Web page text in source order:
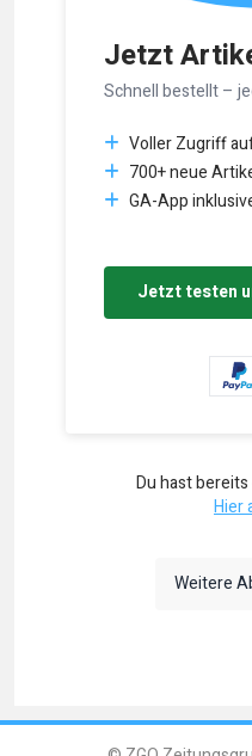
Jetzt
Schnell bestellt –
Voller Zugriff
700+ neue
GA-App
Jetzt testen
Du hast
Hier
Weitere